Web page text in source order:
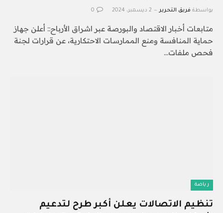
بواسطة فريق التحرير 2 ديسمبر، 2024 0
متابعات أخبار الاقتصاد والبورصة عبر اشراق الأرباح:: أعلن جهاز
حماية المنافسة ومنع الممارسات الاحتكارية، عن قرارات لجنة
فحص ملفات…
رياضة
تنظيم الاتصالات يعلن أكبر طرح لتدعيم